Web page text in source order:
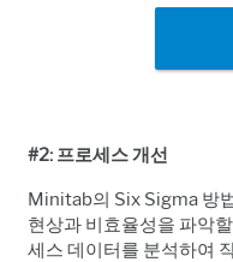
#2: 프로세스 개선
Minitab의 Six Sigma 방
현상과 비효율성을 파악
세스 데이터를 분석하여